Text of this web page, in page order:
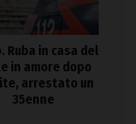
Ruba in casa del
in amore dopo
arrestato un
35enne